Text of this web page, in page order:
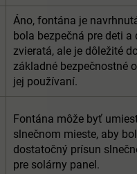
Áno, fontána je
bola bezpečná pre deti a
zvieratá, ale je dôležité
základné bezpečnostné
jej používaní.
Fontána môže byť
slnečnom mieste, aby
dostatočný prísun
pre solárny panel.